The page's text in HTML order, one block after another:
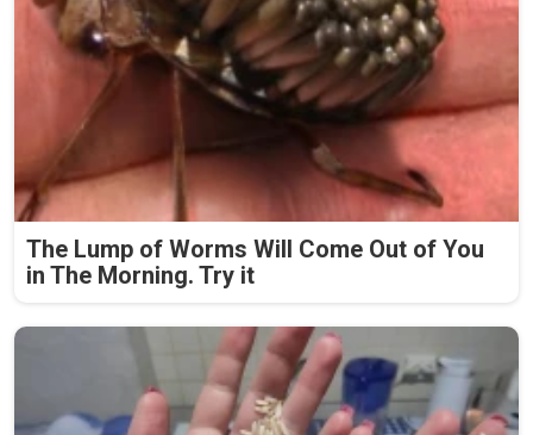
The Lump of Worms Will Come Out of You
in The Morning. Try it